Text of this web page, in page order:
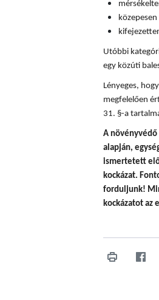
közepesen
Utóbbi
egy közúti
Lényeges,
megfelelően
31. §-a
A
alapján,
ismertetett
kockázat.
forduljunk!
kockázatot az